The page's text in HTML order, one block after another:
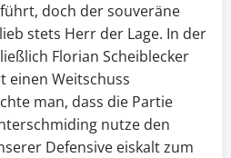
doch der souveräne
stets Herr der Lage. In der
Florian Scheiblecker
einen Weitschuss
man, dass die Partie
nutze den
Defensive eiskalt zum